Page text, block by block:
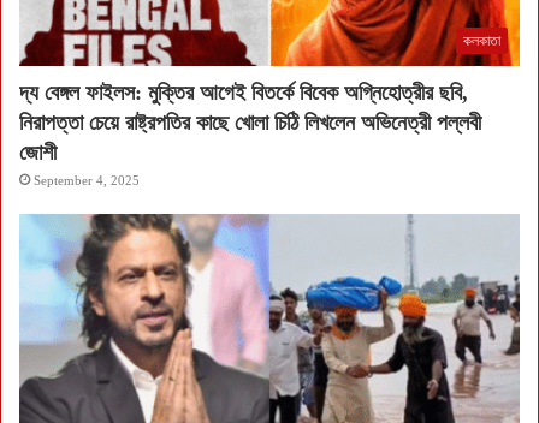
কলকাতা
দ্য বেঙ্গল ফাইলস: মুক্তির আগেই বিতর্কে বিবেক অগ্নিহোত্রীর ছবি,
নিরাপত্তা চেয়ে রাষ্ট্রপতির কাছে খোলা চিঠি লিখলেন অভিনেত্রী পল্লবী
জোশী
September 4, 2025